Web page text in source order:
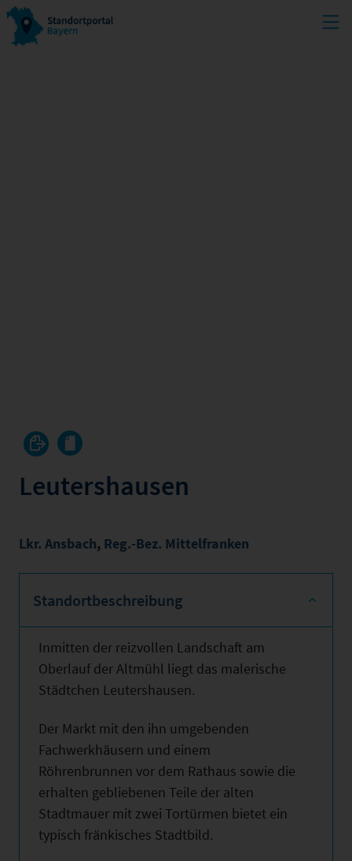
Leutershausen
Lkr. Ansbach, Reg.-Bez. Mittelfranken
Standortbeschreibung
Inmitten der reizvollen Landschaft am
Oberlauf der Altmühl liegt das malerische
Städtchen Leutershausen.
Der Markt mit den ihn umgebenden
Fachwerkhäusern und einem
Röhrenbrunnen vor dem Rathaus sowie die
erhalten gebliebenen Teile der alten
Stadtmauer mit zwei Tortürmen bietet ein
typisch fränkisches Stadtbild.